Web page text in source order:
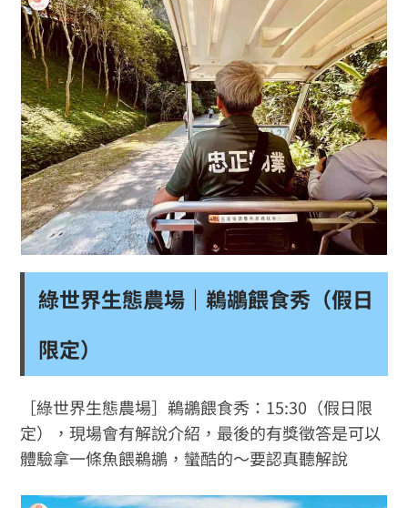
綠世界生態農場｜鵜鶘餵食秀（假日
限定）
［綠世界生態農場］鵜鶘餵食秀：15:30（假日限
定），現場會有解說介紹，最後的有獎徵答是可以
體驗拿一條魚餵鵜鶘，蠻酷的～要認真聽解說